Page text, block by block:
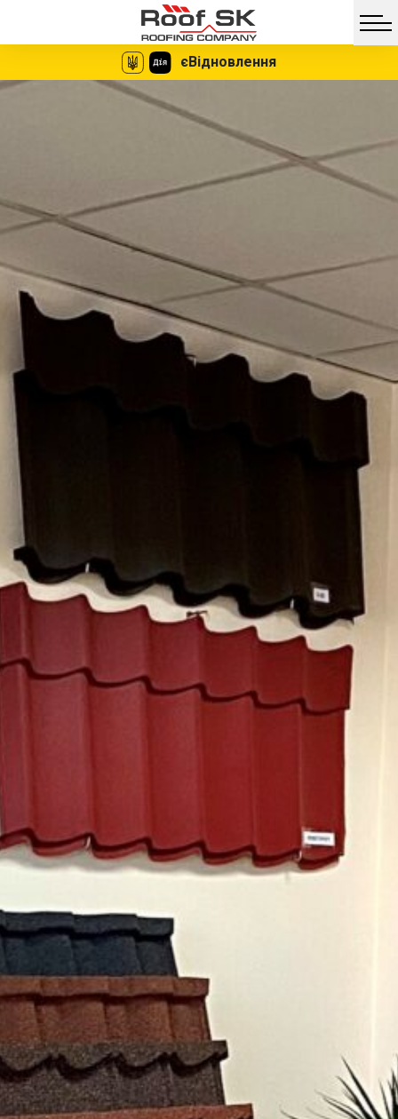
єВідновлення
Миттєве
оформлення
Жодних
документів
Facebook